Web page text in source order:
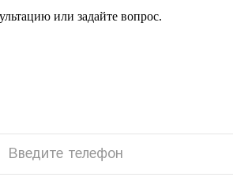
или задайте вопрос.